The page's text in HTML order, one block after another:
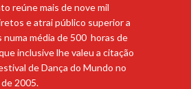
reúne mais de nove mil
e atrai público superior a
numa média de 500 horas de
inclusive lhe valeu a citação
de Dança do Mundo no
2005.